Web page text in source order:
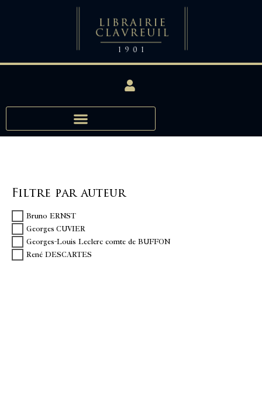
Filtre par auteur
Bruno ERNST
Georges CUVIER
Georges-Louis Leclerc comte de BUFFON
René DESCARTES